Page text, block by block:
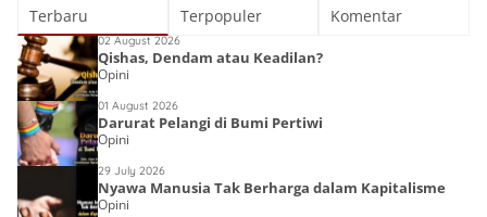
Terbaru Terpopuler Komentar
02 August 2026
Qishas, Dendam atau Keadilan?
Opini
01 August 2026
Darurat Pelangi di Bumi Pertiwi
Opini
29 July 2026
Nyawa Manusia Tak Berharga dalam Kapitalisme
Opini